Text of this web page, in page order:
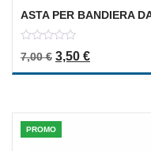
ASTA PER BANDIERA
out
of
7,00€ Il prezzo
3,50 €Il prezzo
PROMO